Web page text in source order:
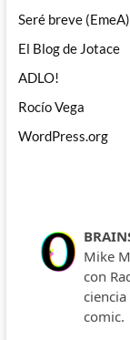
Seré breve (EmeA)
El Blog de Jotace
ADLO!
Rocío Vega
WordPress.org